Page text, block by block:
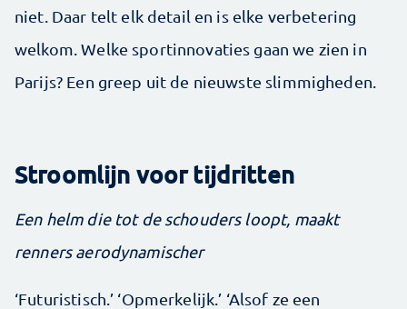
niet. Daar telt elk detail en is elke verbetering
welkom. Welke sportinnovaties gaan we zien in
Parijs? Een greep uit de nieuwste slimmigheden.
Stroomlijn voor tijdritten
Een helm die tot de schouders loopt, maakt
renners aerodynamischer
‘Futuristisch.’ ‘Opmerkelijk.’ ‘Alsof ze een